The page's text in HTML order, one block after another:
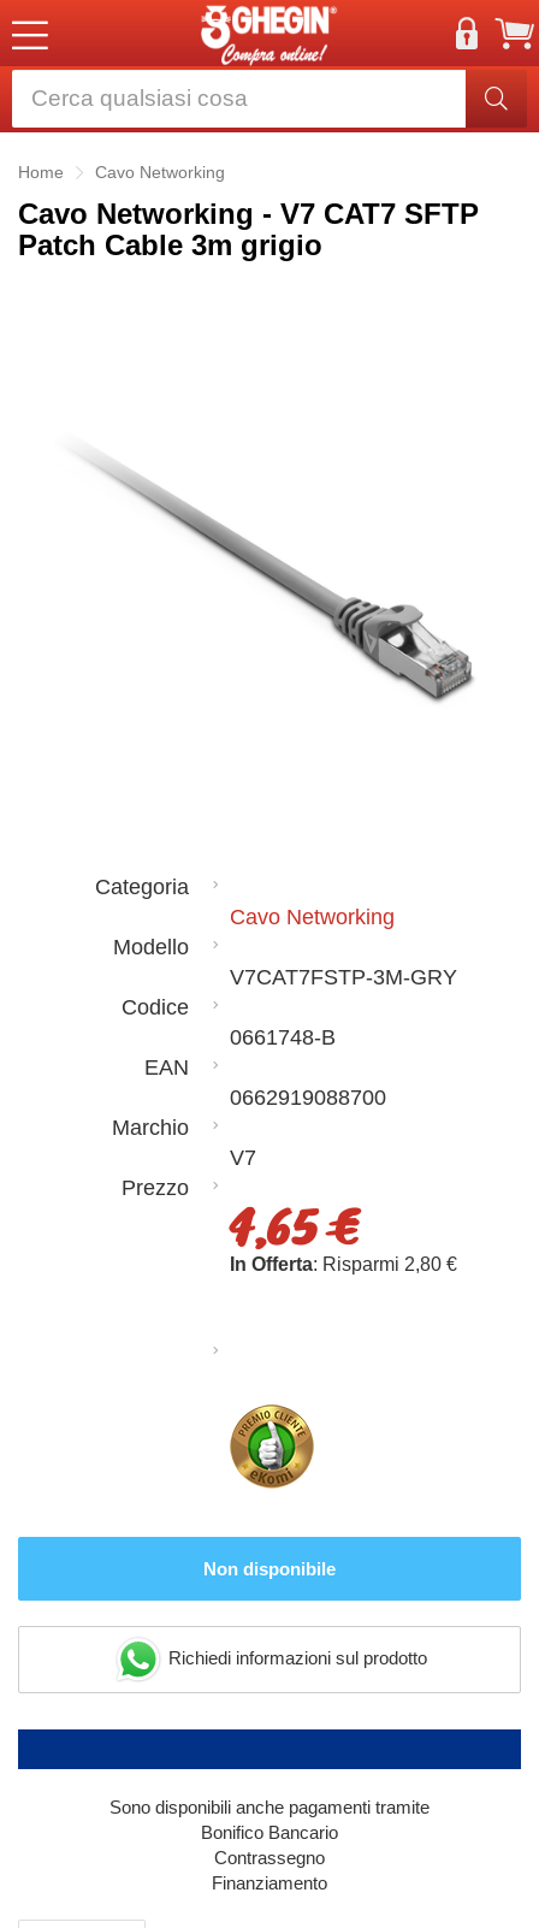
Home Cavo Networking
Cavo Networking - V7 CAT7 SFTP
Patch Cable 3m grigio
Categoria
Cavo Networking
Modello
V7CAT7FSTP-3M-GRY
Codice
0661748-B
EAN
0662919088700
Marchio
V7
Prezzo
4,65 €
In Offerta: Risparmi 2,80 €
Non disponibile
Richiedi informazioni sul prodotto
Sono disponibili anche pagamenti tramite
Bonifico Bancario
Contrassegno
Finanziamento